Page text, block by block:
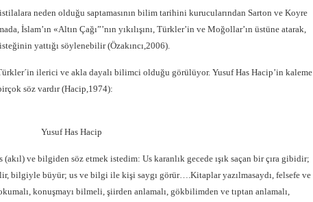
neden olduğu saptamasının bilim tarihini kurucularından Sarton ve Koyre
İslam’ın «Altın Çağı”’nın yıkılışını, Türkler’in ve Moğollar’ın üstüne atarak,
yattığı söylenebilir (Özakıncı,2006).
ilerici ve akla dayalı bilimci olduğu görülüyor. Yusuf Has Hacip’in kaleme
söz vardır (Hacip,1974):
Yusuf Has Hacip
ve bilgiden söz etmek istedim: Us karanlık gecede ışık saçan bir çıra gibidir;
bilgiyle büyür; us ve bilgi ile kişi saygı görür….Kitaplar yazılmasaydı, felsefe ve
konuşmayı bilmeli, şiirden anlamalı, gökbilimden ve tıptan anlamalı,